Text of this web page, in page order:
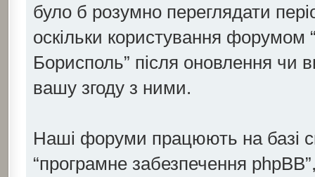
було б розумно переглядати
оскільки користування форумом
Борисполь” після оновлення чи
вашу згоду з ними.
Наші форуми працюють на базі
“програмне забезпечення